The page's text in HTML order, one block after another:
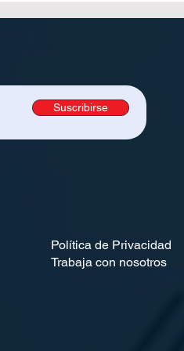
Suscribirse
Política de Privacidad
Trabaja con nosotros